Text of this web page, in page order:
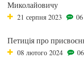
Миколайовичу
21 серпня 2023
Петиція про
08 лютого 2024